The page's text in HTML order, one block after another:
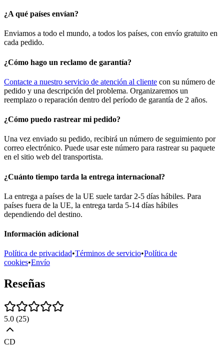
¿A qué países envían?
Enviamos a todo el mundo, a todos los países, con envío gratuito en
cada pedido.
¿Cómo hago un reclamo de garantía?
Contacte a nuestro servicio de atención al cliente con su número de
pedido y una descripción del problema. Organizaremos un
reemplazo o reparación dentro del período de garantía de 2 años.
¿Cómo puedo rastrear mi pedido?
Una vez enviado su pedido, recibirá un número de seguimiento por
correo electrónico. Puede usar este número para rastrear su paquete
en el sitio web del transportista.
¿Cuánto tiempo tarda la entrega internacional?
La entrega a países de la UE suele tardar 2-5 días hábiles. Para
países fuera de la UE, la entrega tarda 5-14 días hábiles
dependiendo del destino.
Información adicional
Política de privacidad•Términos de servicio•Política de
cookies•Envío
Reseñas
5.0 (25)
CD